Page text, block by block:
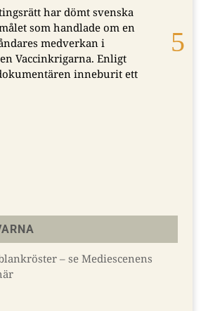
har dömt svenska
som handlade om en
medverkan i
Vaccinkrigarna. Enligt
inneburit ett
– se Mediescenens